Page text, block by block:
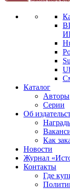
Каталог
Авторы
Серии
Об
Как
Новости
Журнал
Контакты
Где